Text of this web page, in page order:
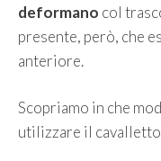
deformano col
presente, però, che
anteriore.
Scopriamo in che
utilizzare il